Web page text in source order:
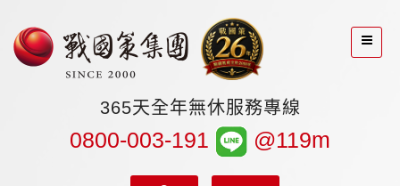
365天全年無休服務專線
0800-003-191 @119m